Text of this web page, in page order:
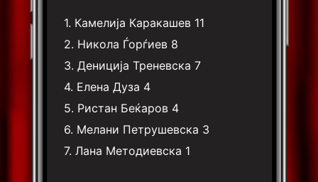
1. Камелија Каракашев 11
2. Никола Ѓорѓиев 8
3.Дениција Треневска 7
4. Елена Дуза 4
5. Ристан Беќаров 4
6. Мелани Петрушевска 3
7.Лана Методиевска 1